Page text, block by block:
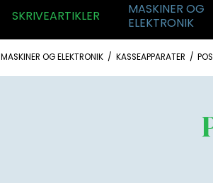
SKRIVEARTIKLER
MASKINER OG
ELEKTRONIK
MASKINER OG ELEKTRONIK / KASSEAPPARATER /